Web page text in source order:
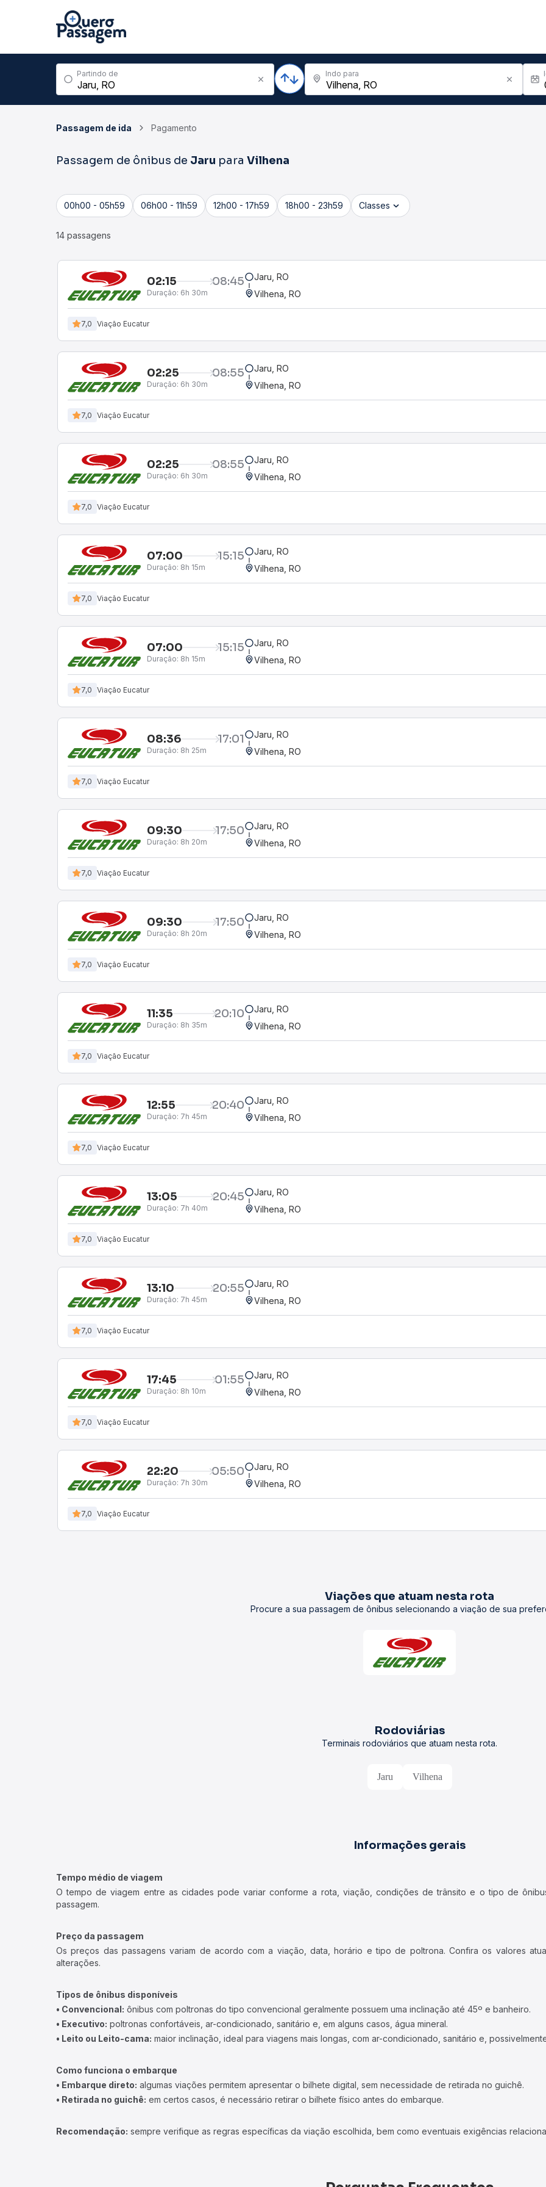
Partindo de Indo para
Passagem de ida Pagamento
Passagem de ônibus de Jaru para Vilhena
00h00 - 05h59 06h00 - 11h59 12h00 - 17h59 18h00 - 23h59 Classes
14 passagens
02:15 08:45
Duração: 6h 30m
Jaru, RO
Vilhena, RO
7,0 Viação Eucatur
02:25 08:55
Duração: 6h 30m
Jaru, RO
Vilhena, RO
7,0 Viação Eucatur
02:25 08:55
Duração: 6h 30m
Jaru, RO
Vilhena, RO
7,0 Viação Eucatur
07:00 15:15
Duração: 8h 15m
Jaru, RO
Vilhena, RO
7,0 Viação Eucatur
07:00 15:15
Duração: 8h 15m
Jaru, RO
Vilhena, RO
7,0 Viação Eucatur
08:36 17:01
Duração: 8h 25m
Jaru, RO
Vilhena, RO
7,0 Viação Eucatur
09:30 17:50
Duração: 8h 20m
Jaru, RO
Vilhena, RO
7,0 Viação Eucatur
09:30 17:50
Duração: 8h 20m
Jaru, RO
Vilhena, RO
7,0 Viação Eucatur
11:35 20:10
Duração: 8h 35m
Jaru, RO
Vilhena, RO
7,0 Viação Eucatur
12:55 20:40
Duração: 7h 45m
Jaru, RO
Vilhena, RO
7,0 Viação Eucatur
13:05 20:45
Duração: 7h 40m
Jaru, RO
Vilhena, RO
7,0 Viação Eucatur
13:10 20:55
Duração: 7h 45m
Jaru, RO
Vilhena, RO
7,0 Viação Eucatur
17:45 01:55
Duração: 8h 10m
Jaru, RO
Vilhena, RO
7,0 Viação Eucatur
22:20 05:50
Duração: 7h 30m
Jaru, RO
Vilhena, RO
7,0 Viação Eucatur
Viações que atuam nesta rota
Procure a sua passagem de ônibus selecionando a viação de sua
Rodoviárias
Terminais rodoviários que atuam nesta rota.
Jaru Vilhena
Informações gerais
Tempo médio de viagem
O tempo de viagem entre as cidades pode variar conforme a rota, viação, condições de trânsito e o tipo de
passagem.
Preço da passagem
Os preços das passagens variam de acordo com a viação, data, horário e tipo de poltrona. Confira os valores
alterações.
Tipos de ônibus disponíveis
• Convencional: ônibus com poltronas do tipo convencional geralmente possuem uma inclinação até 45º e banheiro.
• Executivo: poltronas confortáveis, ar-condicionado, sanitário e, em alguns casos, água mineral.
• Leito ou Leito-cama: maior inclinação, ideal para viagens mais longas, com ar-condicionado, sanitário e,
Como funciona o embarque
• Embarque direto: algumas viações permitem apresentar o bilhete digital, sem necessidade de retirada no guichê.
• Retirada no guichê: em certos casos, é necessário retirar o bilhete físico antes do embarque.
Recomendação: sempre verifique as regras específicas da viação escolhida, bem como eventuais exigências